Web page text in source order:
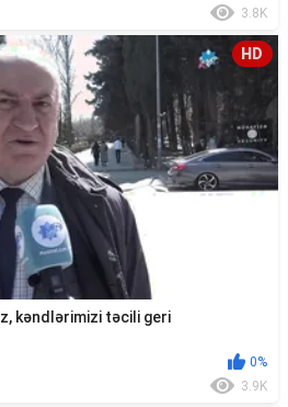
3.8K
HD
kəndlərimizi təcili geri
0%
3.9K